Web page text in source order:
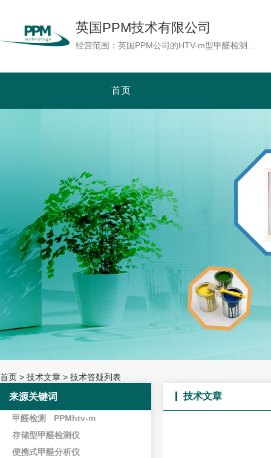
英国PPM技术有限公司
首页
首页 > 技术文章 > 技术答疑列表
来源关键词
甲醛检测
PPMhtv-m
存储型甲醛检测仪
便携式甲醛分析仪
技术文章